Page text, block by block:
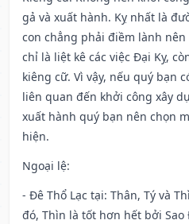
gả và xuất hành. Kỵ nhất là
con chẳng phải điềm lành
chỉ là liệt kê các việc Đại Kỵ,
kiêng cữ. Vì vậy, nếu quý bạn
liên quan đến khởi công xây
xuất hành quý bạn nên chọn
hiện.
Ngoại lệ:
- Đê Thổ Lạc tại: Thân, Tý và
đó, Thìn là tốt hơn hết bởi